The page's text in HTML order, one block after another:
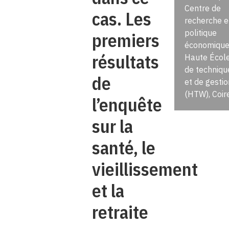
cas. Les
premiers
résultats
de
l’enquête
sur la
santé, le
vieillissement
et la
retraite
Centre de
recherche
politique
Haute
de
et de
(HTW),